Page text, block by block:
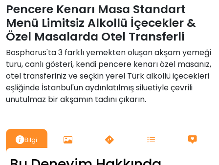
Pencere Kenarı Masa Standart
Menü Limitsiz Alkollü İçecekler &
Özel Masalarda Otel Transferli
Bosphorus'ta 3 farklı yemekten oluşan akşam yemeği
turu, canlı gösteri, kendi pencere kenarı özel masanız,
otel transferiniz ve seçkin yerel Türk alkollü içecekleri
eşliğinde İstanbul'un aydınlatılmış siluetiyle çevrili
unutulmaz bir akşamın tadını çıkarın.
Bilgi